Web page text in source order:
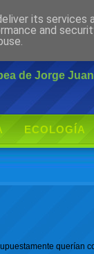
de Jorge
ECOLOGÍA
querían
its services
and